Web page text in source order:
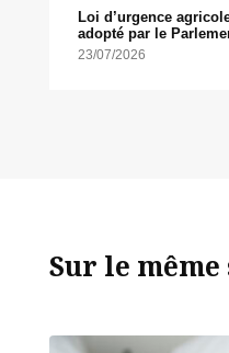
Loi d’urgence
adopté par le
23/07/2026
Sur le même